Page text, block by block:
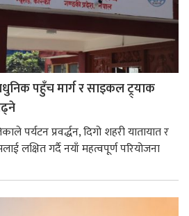
पहुँच मार्ग र साइकल ट्र्याक
पर्यटन प्रवर्द्धन, दिगो शहरी यातायात र
लक्षित गर्दै नयाँ महत्वपूर्ण परियोजना